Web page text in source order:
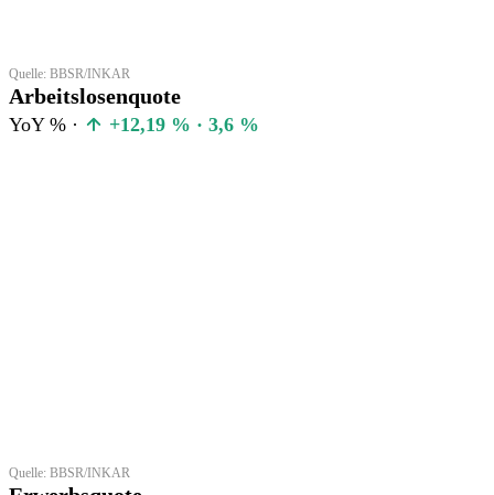
Quelle: BBSR/INKAR
Arbeitslosenquote
YoY % · +12,19 % · 3,6 %
Quelle: BBSR/INKAR